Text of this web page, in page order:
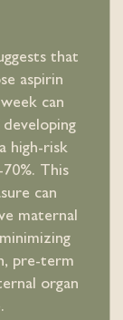
that
aspirin
can
high-risk
This
can
maternal
pre-term
organ